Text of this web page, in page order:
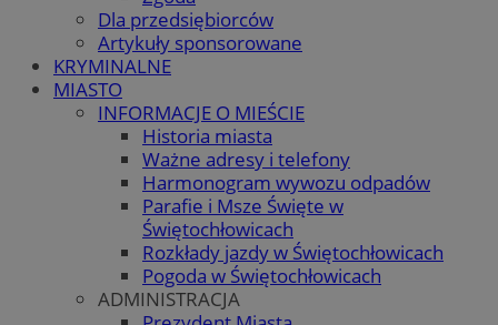
Dla przedsiębiorców
Artykuły sponsorowane
KRYMINALNE
MIASTO
INFORMACJE O MIEŚCIE
Historia miasta
Ważne adresy i telefony
Harmonogram wywozu odpadów
Parafie i Msze Święte w
Świętochłowicach
Rozkłady jazdy w Świętochłowicach
Pogoda w Świętochłowicach
ADMINISTRACJA